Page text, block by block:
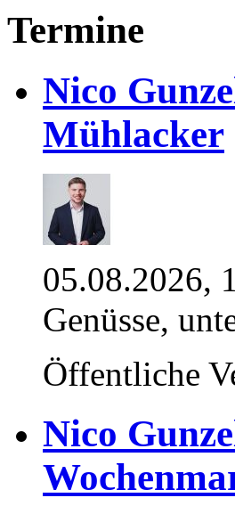
Termine
Nico
Mühlacker
05.08.2026,
Genüsse,
Öffentliche
Nico